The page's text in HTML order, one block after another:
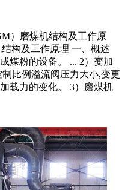
）磨煤机结构及工作原
构及工作原理 一、概述
煤粉的设备。 ... 2）变加
比例溢流阀压力大小,变更
载力的变化。 3）磨煤机